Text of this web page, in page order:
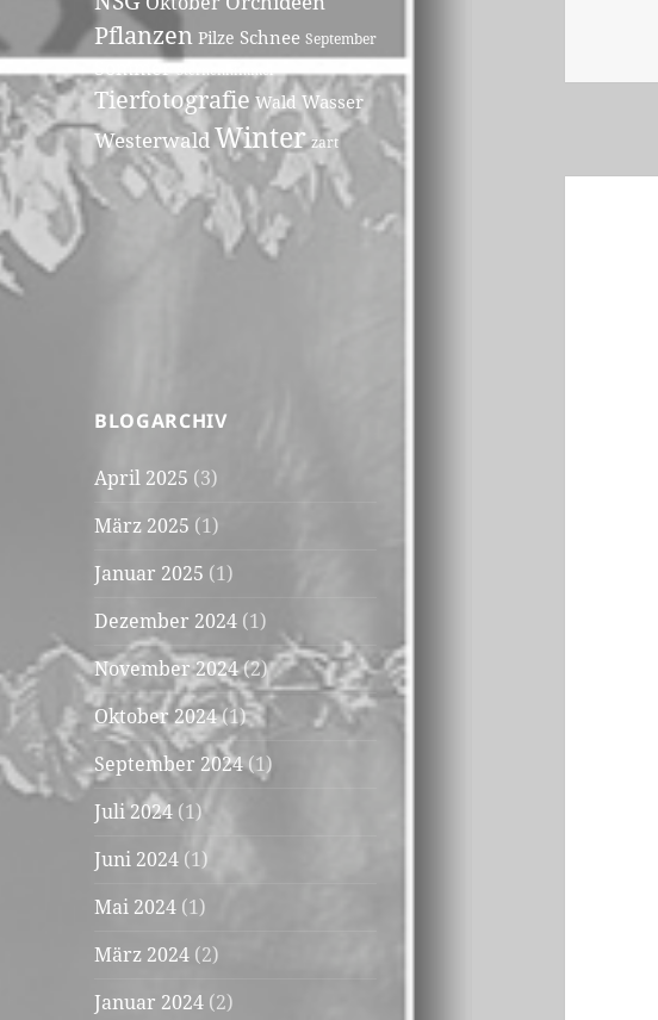
Pflanzen Pilze Schnee September
Sommer Sternenhimmel
Tierfotografie Wald Wasser
WesterwaldWinter zart
BLOGARCHIV
April 2025 (3)
März 2025 (1)
Januar 2025 (1)
Dezember 2024 (1)
November 2024(2)
Oktober 2024(1)
September 2024(1)
Juli 2024 (1)
Juni 2024 (1)
Mai 2024 (1)
März 2024 (2)
Januar 2024 (2)